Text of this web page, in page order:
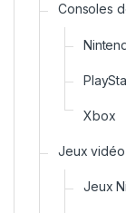
Consoles
Xbox
Jeux vidéo
Jeux